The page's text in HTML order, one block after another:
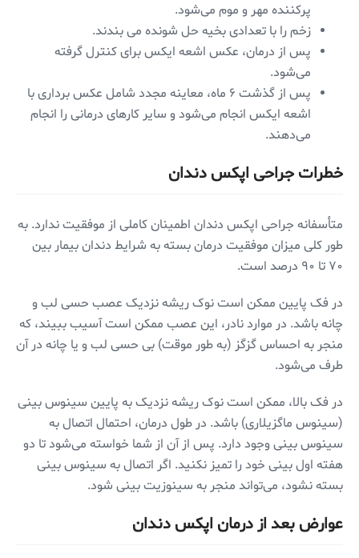
پرکننده مهر و موم می‌شود.
زخم را با تعدادی بخیه حل شونده می بندند.
پس از درمان، عکس اشعه ایکس برای کنترل گرفته
می‌شود.
پس از گذشت ۶ ماه، معاینه مجدد شامل عکس برداری با
اشعه ایکس انجام می‌شود و سایر کار‌های درمانی را انجام
می‌دهند.
خطرات جراحی اپکس دندان
متأسفانه جراحی اپکس دندان اطمینان کاملی از موفقیت ندارد. به
طور کلی میزان موفقیت درمان بسته به شرایط دندان بیمار بین
۷۰ تا ۹۰ درصد است.
در فک پایین ممکن است نوک ریشه نزدیک عصب حسی لب و
چانه باشد. در موارد نادر، این عصب ممکن است آسیب ببیند، که
منجر به احساس گزگز (به طور موقت) بی حسی لب و یا چانه در آن
طرف می‌شود.
در فک بالا، ممکن است نوک ریشه نزدیک به پایین سینوس بینی
(سینوس ماگزیلاری) باشد. در طول درمان، احتمال اتصال به
سینوس بینی وجود دارد. پس از آن از شما خواسته می‌شود تا دو
هفته اول بینی خود را تمیز نکنید. اگر اتصال به سینوس بینی
بسته نشود، می‌تواند منجر به سینوزیت بینی شود.
عوارض بعد از درمان اپکس دندان